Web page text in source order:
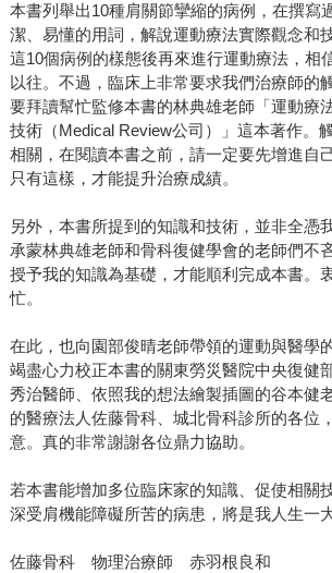
本書列舉出10種肩關節攣縮的病例，在撰寫
潔、易懂的用詞，解說運動療法實際觀念和
這10個病例的樣態後再來進行運動療法，相
以往。不過，臨床上非常要求我們治療師的
要拜讀幫忙監修本書的林典雄老師「運動療
技術（Medical Review公司）」這本著作。
相關，在閱讀本書之前，請一定要先增進自
只有這樣，才能提升治療成績。
另外，本書所提到的知識和技術，並非全憑
承蒙林典雄老師和骨科復健學會的老師們不
授予我的知識為基礎，才能順利完成本書。
忙。
在此，也向園部俊晴老師帶領的運動與醫學
竭盡心力校正本書的關東勞災醫院中央復健
秀治醫師、依照我的想法繪製插圖的谷本健
的醫療法人佐藤骨科、城北骨科診所的各位
意。真的非常謝謝各位鼎力協助。
若本書能增加多位臨床家的知識、促使相關
深受肩機能障礙所苦的病患，將是我人生一
佐藤骨科 物理治療師 赤羽根良和